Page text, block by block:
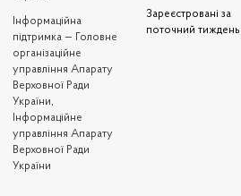
Iнформаційна
підтримка — Головне
організаційне
управління Апарату
Верховної Ради
України,
Інформаційне
управління Апарату
Верховної Ради
України
Зареєстровані за
поточний тиждень